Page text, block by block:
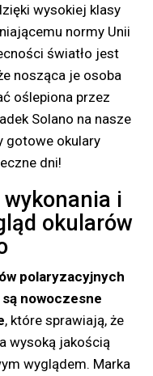
wysokiej klasy
normy Unii
światło jest
nosząca je osoba
oślepiona przez
Solano na nasze
gotowe okulary
dni!
i
okularów
polaryzacyjnych
nowoczesne
, które sprawiają, że
wysoką jakością
wyglądem. Marka